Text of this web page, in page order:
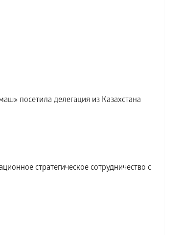
посетила делегация из Казахстана
стратегическое сотрудничество с